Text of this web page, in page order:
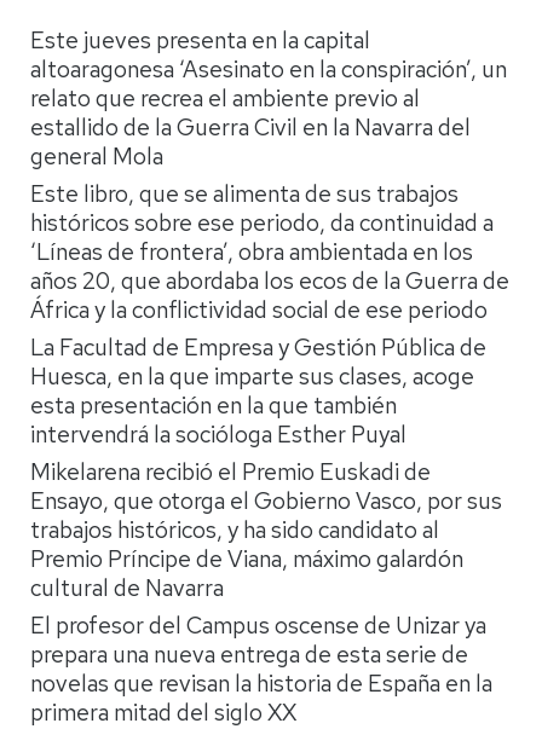
Este jueves presenta en la capital
altoaragonesa ‘Asesinato en la conspiración’, un
relato que recrea el ambiente previo al
estallido de la Guerra Civil en la Navarra del
general Mola
Este libro, que se alimenta de sus trabajos
históricos sobre ese periodo, da continuidad a
‘Líneas de frontera’, obra ambientada en los
años 20, que abordaba los ecos de la Guerra de
África y la conflictividad social de ese periodo
La Facultad de Empresa y Gestión Pública de
Huesca, en la que imparte sus clases, acoge
esta presentación en la que también
intervendrá la socióloga Esther Puyal
Mikelarena recibió el Premio Euskadi de
Ensayo, que otorga el Gobierno Vasco, por sus
trabajos históricos, y ha sido candidato al
Premio Príncipe de Viana, máximo galardón
cultural de Navarra
El profesor del Campus oscense de Unizar ya
prepara una nueva entrega de esta serie de
novelas que revisan la historia de España en la
primera mitad del siglo XX